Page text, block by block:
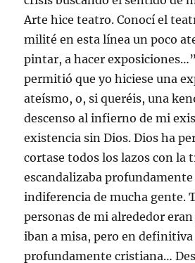
Arte hice teatro. Conocí el
milité en esta línea un poco
pintar, a hacer
permitió que yo hiciese una
ateísmo, o, si queréis, una
descenso al infierno de mi
existencia sin Dios. Dios ha
cortase todos los lazos con la
escandalizaba profundamente
indiferencia de mucha gente.
personas de mi alrededor
iban a misa, pero en definitiva
profundamente cristiana…